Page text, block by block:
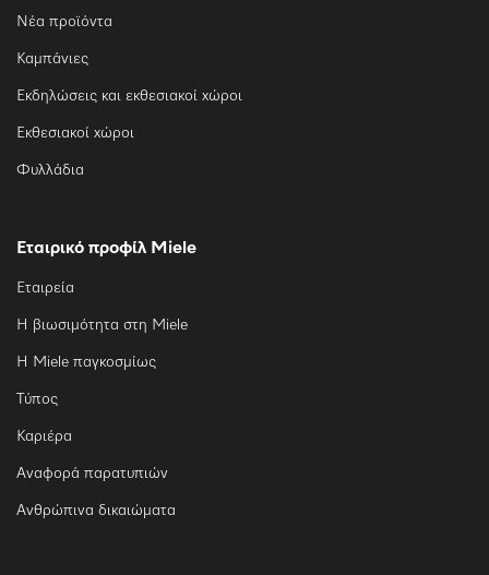
Νέα προϊόντα
Καμπάνιες
Εκδηλώσεις και εκθεσιακοί χώροι
Εκθεσιακοί χώροι
Φυλλάδια
Εταιρικό προφίλ Miele
Εταιρεία
Η βιωσιμότητα στη Miele
Η Miele παγκοσμίως
Τύπος
Καριέρα
Αναφορά παρατυπιών
Ανθρώπινα δικαιώματα